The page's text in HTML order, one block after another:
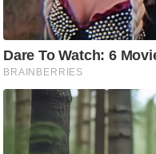
.
आ
ई
.
चा